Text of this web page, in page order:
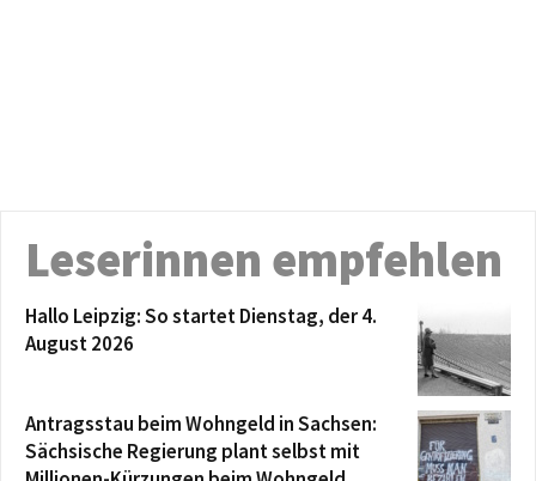
Leserinnen empfehlen
Hallo Leipzig: So startet Dienstag, der 4.
August 2026
Antragsstau beim Wohngeld in Sachsen:
Sächsische Regierung plant selbst mit